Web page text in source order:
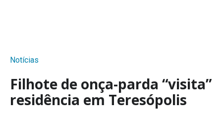
Notícias
Filhote de onça-parda “visita”
residência em Teresópolis